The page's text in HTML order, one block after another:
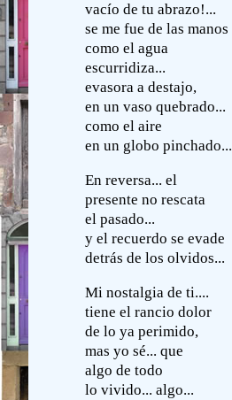
vacío de tu abrazo!...
se me fue de las manos
como el agua
escurridiza...
evasora a destajo,
en un vaso quebrado...
como el aire
en un globo pinchado...
En reversa... el
presente no rescata
el pasado...
y el recuerdo se evade
detrás de los olvidos...
Mi nostalgia de ti....
tiene el rancio dolor
de lo ya perimido,
mas yo sé... que
algo de todo
lo vivido... algo...